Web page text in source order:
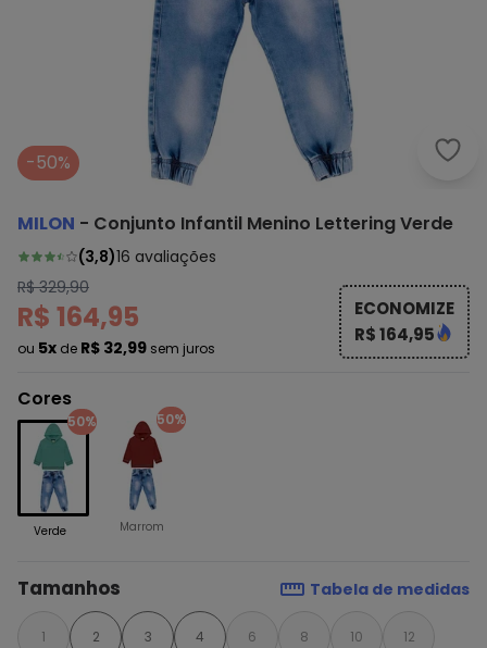
-50%
MILON - Conjunto Infantil Menino Lettering Verde
(3,8)16 avaliações
R$ 329,90
R$ 164,95
ou 5x de R$ 32,99 sem juros
ECONOMIZE
R$ 164,95
Cores
50%
Verde
50%
Marrom
Tamanhos Tabela de medidas
1 2 3 4 6 8 10 12